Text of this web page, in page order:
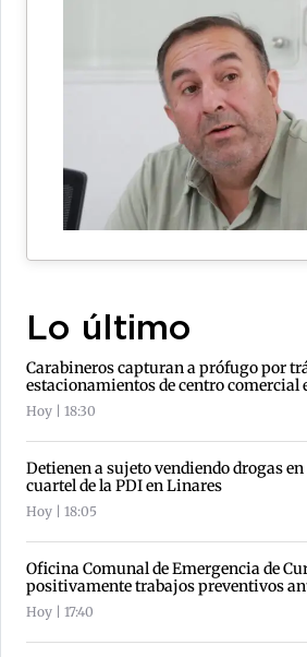
Lo último
Carabineros capturan a prófugo por
estacionamientos de centro comercial
Hoy | 18:30
Detienen a sujeto vendiendo drogas en
cuartel de la PDI en Linares
Hoy | 18:05
Oficina Comunal de Emergencia de
positivamente trabajos preventivos
Hoy | 17:40